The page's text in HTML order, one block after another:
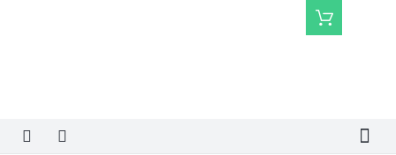
Nákupní
košík